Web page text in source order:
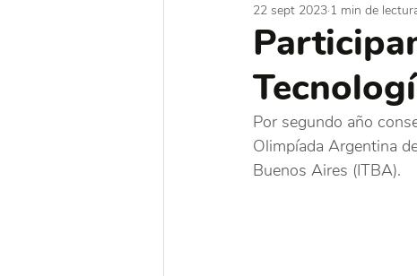
22 sept 2023 1 min de
Por segundo año
Olimpíada Argentina
Buenos Aires (ITBA).